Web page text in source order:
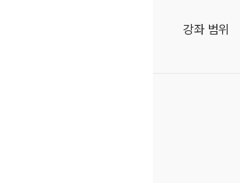
강좌 범위